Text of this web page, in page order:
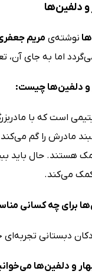
و دلفین‌ها
نوشته‌ی مریم
اما به جای آن،
و دلفین‌ها چیست:
است که با
مادرش را گم
هستند. حال باید
کمک می‌کند.
برای چه کسانی
دبستانی
و دلفین‌ها